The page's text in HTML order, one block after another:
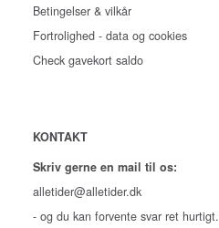
Betingelser & vilkår
Fortrolighed - data og cookies
Check gavekort saldo
KONTAKT
Skriv gerne en mail til os:
alletider@alletider.dk
- og du kan forvente svar ret hurtigt.